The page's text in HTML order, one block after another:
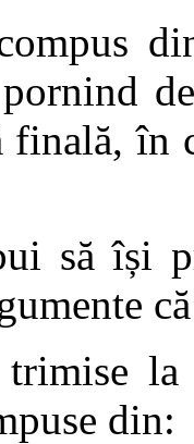
finală, în
să își
trimise
din: